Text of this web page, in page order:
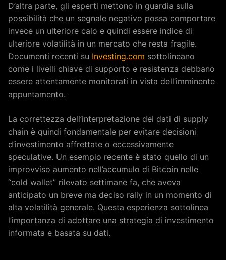
D’altra parte, gli esperti mettono in guardia sulla
possibilità che un segnale negativo possa comportare
invece un ulteriore calo e quindi essere indice di
ulteriore volatilità in un mercato che resta fragile.
Documenti recenti su Investing.com sottolineano
come i livelli chiave di supporto e resistenza debbano
essere attentamente monitorati in vista dell’imminente
appuntamento.
La correttezza dell’interpretazione dei dati di supply
chain è quindi fondamentale per evitare decisioni
d’investimento affrettate o eccessivamente
speculative. Un esempio recente è stato quello di un
improvviso aumento nell’accumulo di Bitcoin nelle
“cold wallet” rilevato settimane fa, che aveva
anticipato un breve ma deciso rally in un momento di
alta volatilità generale. Questa esperienza sottolinea
l’importanza di adottare una strategia di investimento
informata e basata su dati.